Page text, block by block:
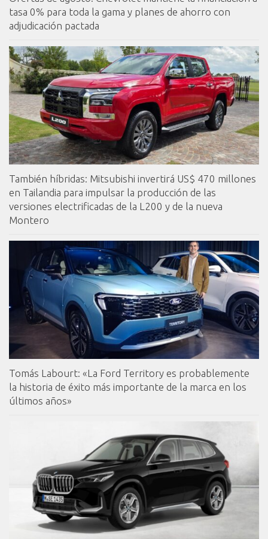
tasa 0% para toda la gama y planes de ahorro con
adjudicación pactada
También híbridas: Mitsubishi invertirá US$ 470 millones
en Tailandia para impulsar la producción de las
versiones electrificadas de la L200 y de la nueva
Montero
Tomás Labourt: «La Ford Territory es probablemente
la historia de éxito más importante de la marca en los
últimos años»